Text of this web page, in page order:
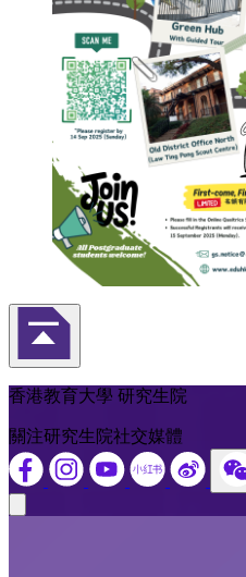
返回頁首
香港教育大學 研究生院
關注研究生院社交媒體
Close modal